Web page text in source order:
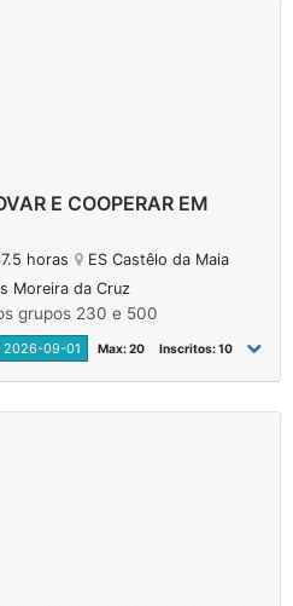
E COOPERAR EM
horas
ES Castêlo da Maia
Moreira da Cruz
grupos 230 e 500
2026-09-01 Max: 20 Inscritos: 10